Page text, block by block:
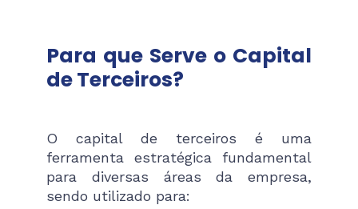
Para que Serve o Capital
de Terceiros?
O capital de terceiros é uma
ferramenta estratégica fundamental
para diversas áreas da empresa,
sendo utilizado para: